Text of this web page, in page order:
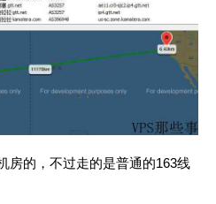
房的，不过走的是普通的163线